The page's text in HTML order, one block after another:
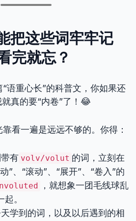
把这些词牢牢记
完就忘？
语重心长”的科普文，你如果还
真的要“内卷”了！😂
看一遍是远远不够的。你得：
有 volv/volut 的词，立刻在
”、“滚动”、“展开”、“卷入”的
，就想象一团毛线球乱
。
学到的词，以及以后遇到的相